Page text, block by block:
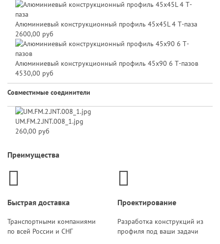
Алюминиевый конструкционный профиль 45x45L 4 Т-паза
2600,00 руб
Алюминиевый конструкционный профиль 45х90 6 Т-пазов
4530,00 руб
Совместимые соединители
UM.FM.2.JNT.008_1.jpg
260,00 руб
Преимущества
Быстрая доставка
Транспортными компаниями
по всей России и СНГ
Проектирование
Разработка конструкций из
профиля под ваши задачи